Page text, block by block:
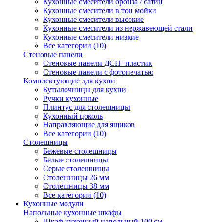
Кухонные смесители бронза / сатин
Кухонные смесители в тон мойки
Кухонные смесители высокие
Кухонные смесители из нержавеющей стали
Кухонные смесители низкие
Все категории (10)
Стеновые панели
Стеновые панели ДСП+пластик
Стеновые панели с фотопечатью
Комплектующие для кухни
Бутылочницы для кухни
Ручки кухонные
Плинтус для столешницы
Кухонный цоколь
Направляющие для ящиков
Все категории (10)
Столешницы
Бежевые столешницы
Белые столешницы
Серые столешницы
Столешницы 26 мм
Столешницы 38 мм
Все категории (10)
Кухонные модули
Напольные кухонные шкафы